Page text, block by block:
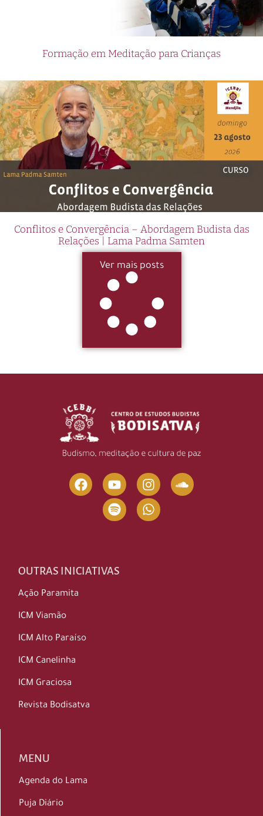
Formação em Meditação para Crianças
Conflitos e Convergência – Abordagem Budista das
Relações | Lama Padma Samten
Ver mais posts
OUTRAS INICIATIVAS
Ação Paramita
ICM Viamão
ICM Alto Paraíso
ICM Canelinha
ICM Graciosa
Revista Bodisatva
MENU
Agenda do Lama
Puja Diário